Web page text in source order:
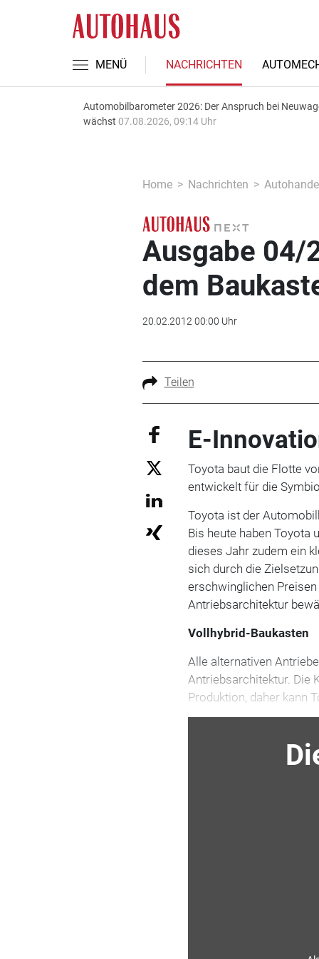
MENÜ NACHRICHTEN
Automobilbarometer 2026: Der Anspruch bei
wächst 07.08.2026, 09:14 Uhr
Home Nachrichten
Ausgabe 04/
dem
20.02.2012 00:00 Uhr
Teilen
E-
Toyota baut die Flotte
entwickelt für die
Toyota ist der
Bis heute haben Toyota
dieses Jahr zudem ein
sich durch die
erschwinglichen
Antriebsarchitektur
Vollhybrid-Baukasten
Alle alternativen
Antriebsarchitektur. Die
Produktion, daher kann